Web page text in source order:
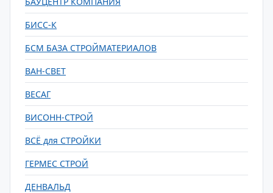
БИСС-К
БСМ БАЗА СТРОЙМАТЕРИАЛОВ
ВАН-СВЕТ
ВЕСАГ
ВИСОНН-СТРОЙ
ВСЁ для СТРОЙКИ
ГЕРМЕС СТРОЙ
ДЕНВАЛЬД